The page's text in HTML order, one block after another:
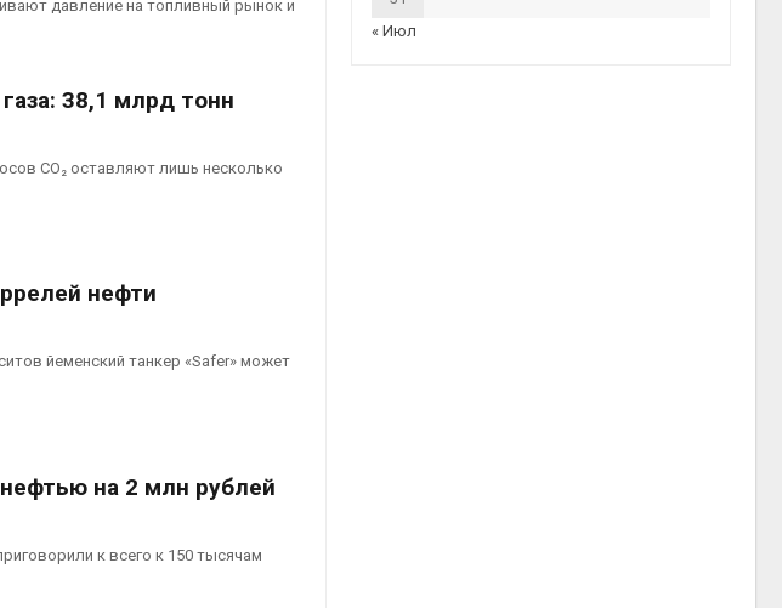
давление на топливный рынок и
38,1 млрд тонн
CO₂ оставляют лишь несколько
нефти
йеменский танкер «Safer» может
на 2 млн рублей
к всего к 150 тысячам
« Июл